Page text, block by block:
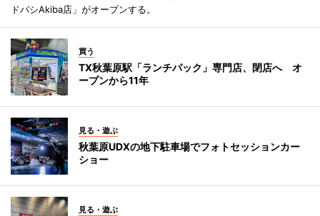
ドバシAkiba店」がオープンする。
買う
TX秋葉原駅「ランチパック」専門店、閉店へ オ
ープンから11年
見る・遊ぶ
秋葉原UDXの地下駐車場でフォトセッションカー
ショー
見る・遊ぶ